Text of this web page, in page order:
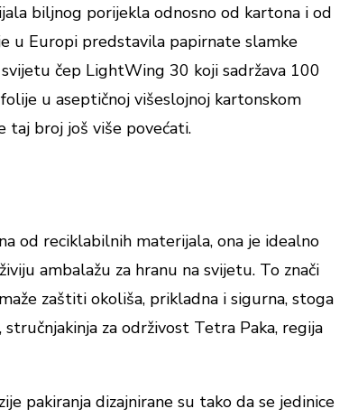
biljnog porijekla odnosno od kartona i od
u Europi predstavila papirnate slamke
čep LightWing 30 koji sadržava 100
u aseptičnoj višeslojnoj kartonskom
taj broj još više povećati.
od reciklabilnih materijala, ona je idealno
ambalažu za hranu na svijetu. To znači
zaštiti okoliša, prikladna i sigurna, stoga
za održivost Tetra Paka, regija
pakiranja dizajnirane su tako da se jedinice